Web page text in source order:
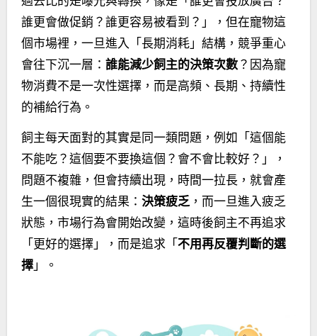
誰更會做促銷？誰更容易被看到？」，但在寵物這
個市場裡，一旦進入「長期消耗」結構，競爭重心
會往下沉一層： 誰能減少飼主的決策次數？因為寵
物消費不是一次性選擇，而是高頻、長期、持續性
的補給行為。
飼主每天面對的其實是同一類問題，例如「這個能
不能吃？這個要不要換這個？會不會比較好？」，
問題不複雜，但會持續出現，時間一拉長，就會產
生一個很現實的結果： 決策疲乏 ，而一旦進入疲乏
狀態，市場行為會開始改變，這時後飼主不再追求
「更好的選擇」，而是追求「不用再反覆判斷的選
擇」。